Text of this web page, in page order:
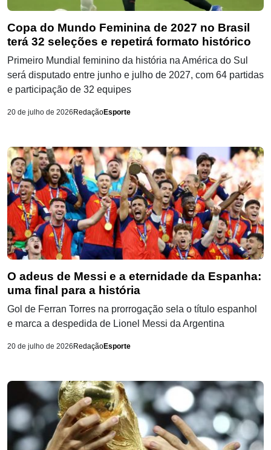
Copa do Mundo Feminina de 2027 no Brasil
terá 32 seleções e repetirá formato histórico
Primeiro Mundial feminino da história na América do Sul
será disputado entre junho e julho de 2027, com 64 partidas
e participação de 32 equipes
20 de julho de 2026 RedaçãoEsporte
O adeus de Messi e a eternidade da Espanha:
uma final para a história
Gol de Ferran Torres na prorrogação sela o título espanhol
e marca a despedida de Lionel Messi da Argentina
20 de julho de 2026 RedaçãoEsporte